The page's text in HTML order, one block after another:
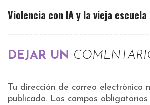
Violencia con IA y la vieja
DEJAR UN
Tu dirección de correo electrónico
publicada. Los campos